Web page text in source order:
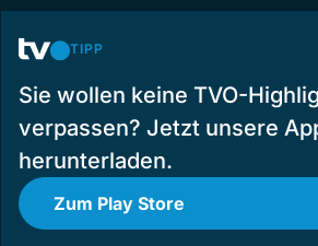
TIPP
Sie wollen keine TVO-
verpassen? Jetzt unsere
herunterladen.
Zum Play Store